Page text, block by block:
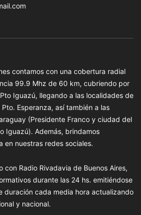
contamos con una cobertura radial
99.9 Mhz de 60 km, cubriendo por
Iguazú, llegando a las localidades de
Esperanza, así también a las
(Presidente Franco y ciudad del
Iguazú). Además, brindamos
en nuestras redes sociales.
con Radio Rivadavia de Buenos Aires,
durante las 24 hs. emitiéndose
duración cada media hora actualizando
y nacional.